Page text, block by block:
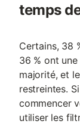
temps
Certains, 38
36 % ont
majorité, et
restreintes.
commencer
utiliser les